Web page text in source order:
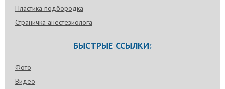
Пластика подбородка
Страничка анестезиолога
БЫСТРЫЕ ССЫЛКИ:
Фото
Видео